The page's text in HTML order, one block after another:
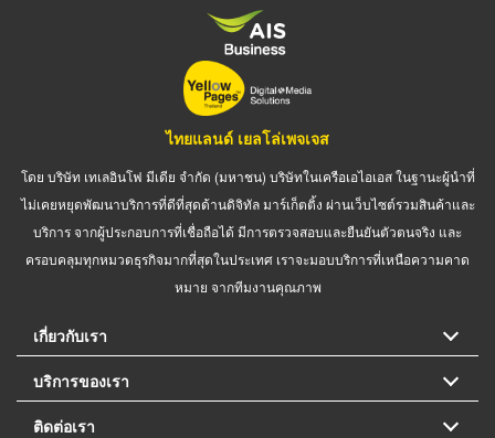
ไทยแลนด์ เยลโล่เพจเจส
โดย บริษัท เทเลอินโฟ มีเดีย จำกัด (มหาชน) บริษัทในเครือเอไอเอส ในฐานะผู้นำที่
ไม่เคยหยุดพัฒนาบริการที่ดีที่สุดด้านดิจิทัล มาร์เก็ตติ้ง ผ่านเว็บไซต์รวมสินค้าและ
บริการ จากผู้ประกอบการที่เชื่อถือได้ มีการตรวจสอบและยืนยันตัวตนจริง และ
ครอบคลุมทุกหมวดธุรกิจมากที่สุดในประเทศ เราจะมอบบริการที่เหนือความคาด
หมาย จากทีมงานคุณภาพ
เกี่ยวกับเรา
บริการของเรา
ติดต่อเรา